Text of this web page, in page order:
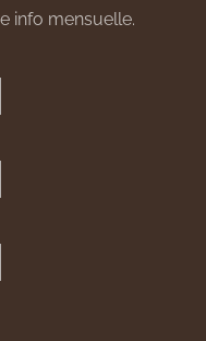
info mensuelle.